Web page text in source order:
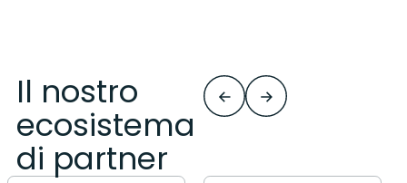
Il nostro
ecosistema
di partner